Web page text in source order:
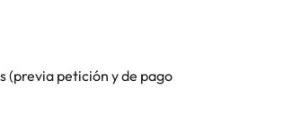
(previa petición y de pago